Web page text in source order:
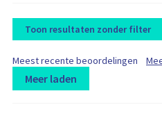
Toon resultaten zonder filter
F
i
Meest recente beoordelingen
F
Meer laden